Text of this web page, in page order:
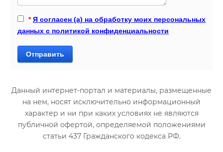
* Я согласен (а) на обработку моих персональных
данных с политикой конфиденциальности
Отправить
Данный интернет-портал и материалы, размещенные
на нем, носят исключительно информационный
характер и ни при каких условиях не являются
публичной офертой, определяемой положениями
статьи 437 Гражданского кодекса РФ.